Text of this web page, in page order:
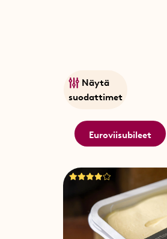
Näytä
suodattimet
Euroviisubileet